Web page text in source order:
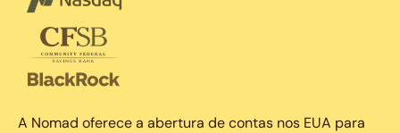
A Nomad oferece a abertura de contas nos EUA para